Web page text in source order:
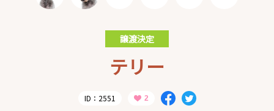
譲渡決定
テリー
ID：2551